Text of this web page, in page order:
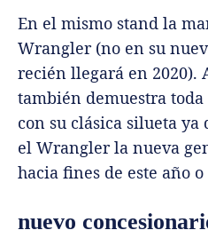
En el mismo stand la
Wrangler (no en su
recién llegará en 2020).
también demuestra
con su clásica silueta ya
el Wrangler la nueva
hacia fines de este año o
nuevo